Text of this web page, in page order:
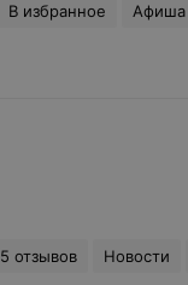
В избранное Афиша
5 отзывов Новости